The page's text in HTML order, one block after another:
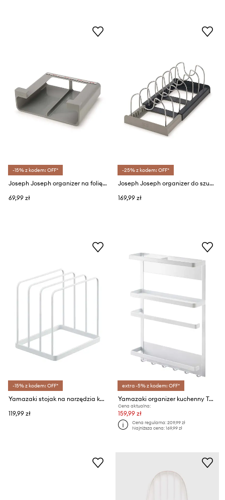
-15% z kodem: OFF*
Joseph Joseph organizer na folię spożywczą
69,99 zł
-25% z kodem: OFF*
Joseph Joseph organizer do szuflady na pokrywki DrawerStore
169,99 zł
-15% z kodem: OFF*
Yamazaki stojak na narzędzia kuchenne Tower
119,99 zł
extra -5% z kodem: OFF*
Yamazaki organizer kuchenny Tower
Cena aktualna:
159,99 zł
Cena regularna:209,99 zł
Najniższa cena:169,99 zł